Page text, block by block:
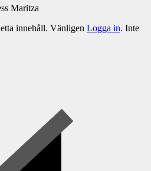
Maritza
innehåll. Vänligen Logga in. Inte